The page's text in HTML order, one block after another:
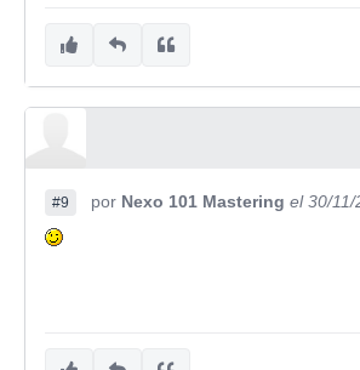
#9 por Nexo 101 Mastering el 30/11/